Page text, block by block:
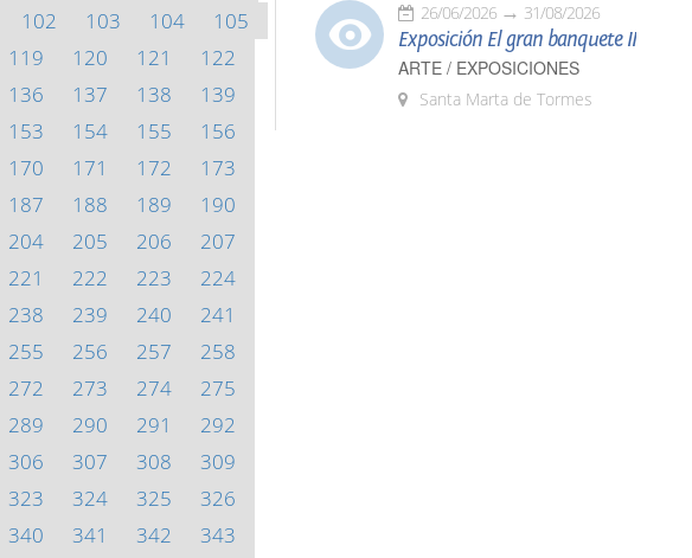
102 103 104
105
119 120 121
122
136 137 138
139
153 154 155
156
170 171 172
173
187 188 189
190
204 205 206
207
221 222 223
224
238 239 240
241
255 256 257
258
272 273 274
275
289 290 291
292
306 307 308
309
323 324 325
326
340 341 342 343
26/06/2026 31/08/2026
Exposición El gran banquete II
ARTE / EXPOSICIONES
Santa Marta de Tormes